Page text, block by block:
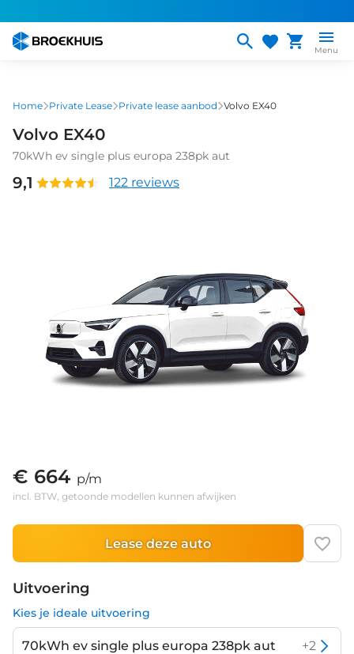
naar
gaan
Menu
Home Private Lease Private lease aanbod Volvo EX40
Volvo EX40
70kWh ev single plus europa 238pk aut
9,1 122 reviews
€ 664 p/m
incl. BTW, getoonde modellen kunnen afwijken
Lease deze auto
Uitvoering
Kies je ideale uitvoering
70kWh ev single plus europa 238pk aut +2